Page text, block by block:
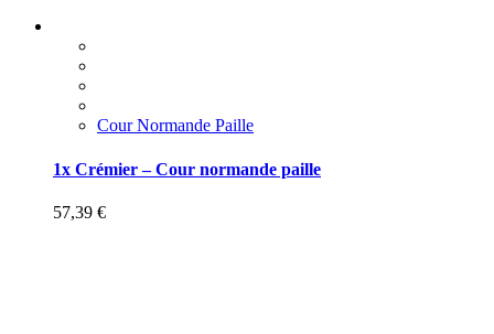
Cour Normande Paille
1x Crémier – Cour normande paille
57,39 €